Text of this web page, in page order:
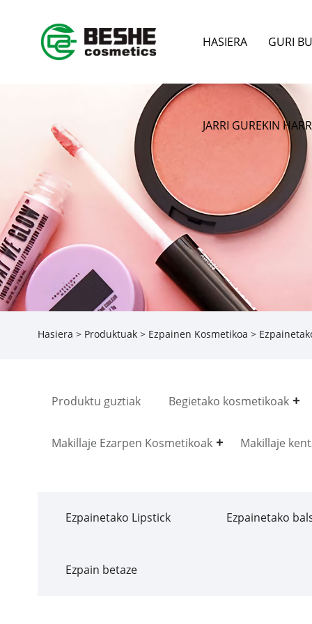
HASIERA GURI
JARRI GUREKIN
Hasiera > Produktuak> Ezpainen Kosmetikoa >
Produktu guztiak Begietako kosmetikoak
Makillaje Ezarpen Kosmetikoak Makillaje
Ezpainetako Lipstick Ezpainetako
Ezpain betaze